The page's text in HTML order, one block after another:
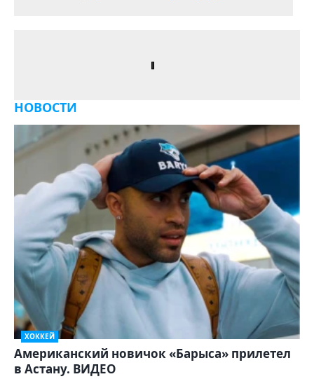
НОВОСТИ
ХОККЕЙ
Американский новичок «Барыса» прилетел
в Астану. ВИДЕО